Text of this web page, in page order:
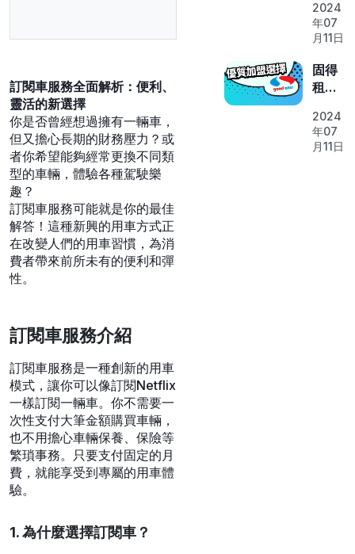
訂閱車服務全面解析：便利、
靈活的新選擇
你是否曾經想過擁有一輛車，
但又擔心長期的財務壓力？或
者你希望能夠經常更換不同類
型的車輛，體驗各種駕駛樂
趣？
訂閱車服務可能就是你的最佳
解答！這種新興的用車方式正
在改變人們的用車習慣，為消
費者帶來前所未有的便利和彈
性。
訂閱車服務介紹
訂閱車服務是一種創新的用車
模式，讓你可以像訂閱Netflix
一樣訂閱一輛車。你不需要一
次性支付大筆金額購買車輛，
也不用擔心車輛保養、保險等
繁瑣事務。只要支付固定的月
費，就能享受到專屬的用車體
驗。
1. 為什麼選擇訂閱車？
站取
車流
程、
費用
與路
薦
介紹
方案
優點
2024
年07
月11日
固得
租車
專案
2024
年07
月11日